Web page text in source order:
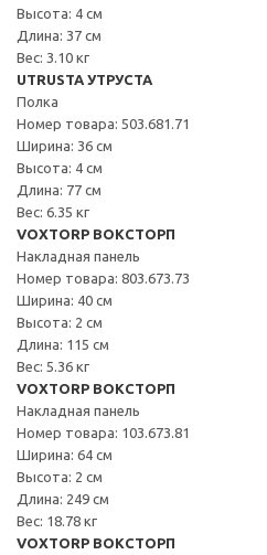
Высота: 4 см
Длина: 37 см
Вес: 3.10 кг
UTRUSTA УТРУСТА
Полка
Номер товара: 503.681.71
Ширина: 36 см
Высота: 4 см
Длина: 77 см
Вес: 6.35 кг
VOXTORP ВОКСТОРП
Накладная панель
Номер товара: 803.673.73
Ширина: 40 см
Высота: 2 см
Длина: 115 см
Вес: 5.36 кг
VOXTORP ВОКСТОРП
Накладная панель
Номер товара: 103.673.81
Ширина: 64 см
Высота: 2 см
Длина: 249 см
Вес: 18.78 кг
VOXTORP ВОКСТОРП